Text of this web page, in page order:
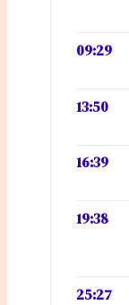
09:29
13:50
16:39
19:38
25:27